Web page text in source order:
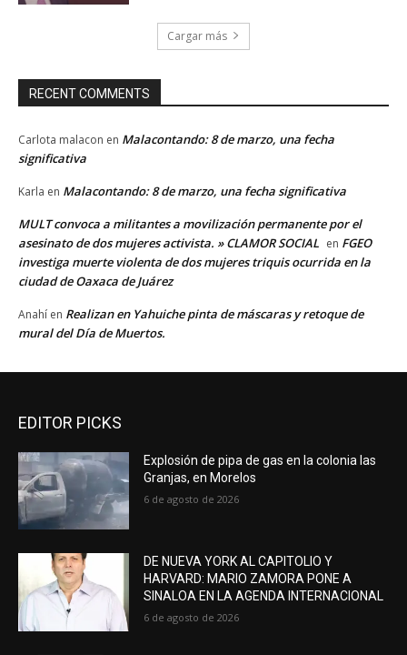
Cargar más
RECENT COMMENTS
Carlota malacon en Malacontando: 8 de marzo, una fecha
significativa
Karla en Malacontando: 8 de marzo, una fecha significativa
MULT convoca a militantes a movilización permanente por el
asesinato de dos mujeres activista. » CLAMOR SOCIAL en FGEO
investiga muerte violenta de dos mujeres triquis ocurrida en la
ciudad de Oaxaca de Juárez
Anahí en Realizan en Yahuiche pinta de máscaras y retoque de
mural del Día de Muertos.
EDITOR PICKS
Explosión de pipa de gas en la colonia las
Granjas, en Morelos
6 de agosto de 2026
DE NUEVA YORK AL CAPITOLIO Y
HARVARD: MARIO ZAMORA PONE A
SINALOA EN LA AGENDA INTERNACIONAL
6 de agosto de 2026